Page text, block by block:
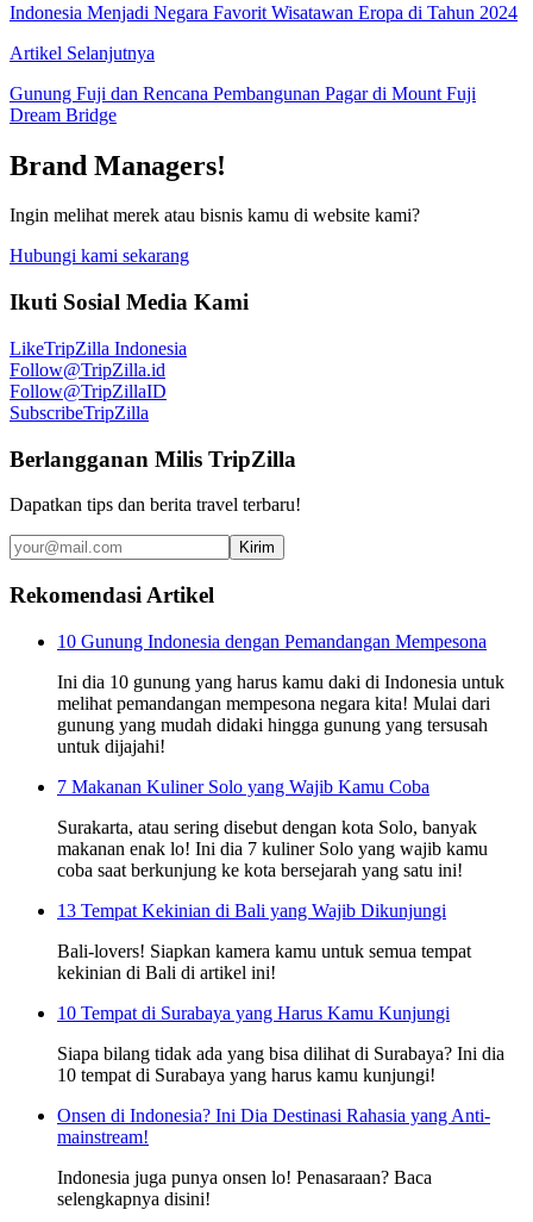
Indonesia Menjadi Negara Favorit Wisatawan Eropa di Tahun 2024
Artikel Selanjutnya
Gunung Fuji dan Rencana Pembangunan Pagar di Mount Fuji
Dream Bridge
Brand Managers!
Ingin melihat merek atau bisnis kamu di website kami?
Hubungi kami sekarang
Ikuti Sosial Media Kami
LikeTripZilla Indonesia
Follow@TripZilla.id
Follow@TripZillaID
SubscribeTripZilla
Berlangganan Milis TripZilla
Dapatkan tips dan berita travel terbaru!
Kirim
Rekomendasi Artikel
10 Gunung Indonesia dengan Pemandangan Mempesona
Ini dia 10 gunung yang harus kamu daki di Indonesia untuk
melihat pemandangan mempesona negara kita! Mulai dari
gunung yang mudah didaki hingga gunung yang tersusah
untuk dijajahi!
7 Makanan Kuliner Solo yang Wajib Kamu Coba
Surakarta, atau sering disebut dengan kota Solo, banyak
makanan enak lo! Ini dia 7 kuliner Solo yang wajib kamu
coba saat berkunjung ke kota bersejarah yang satu ini!
13 Tempat Kekinian di Bali yang Wajib Dikunjungi
Bali-lovers! Siapkan kamera kamu untuk semua tempat
kekinian di Bali di artikel ini!
10 Tempat di Surabaya yang Harus Kamu Kunjungi
Siapa bilang tidak ada yang bisa dilihat di Surabaya? Ini dia
10 tempat di Surabaya yang harus kamu kunjungi!
Onsen di Indonesia? Ini Dia Destinasi Rahasia yang Anti-
mainstream!
Indonesia juga punya onsen lo! Penasaraan? Baca
selengkapnya disini!